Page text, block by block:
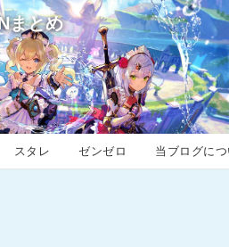
まとめ
スタレ ゼンゼロ 当ブログに